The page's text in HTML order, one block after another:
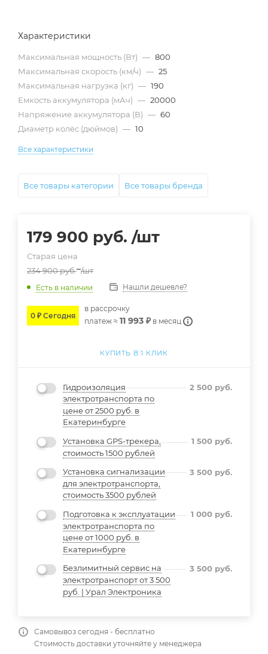
Характеристики
Максимальная мощность (Вт) — 800
Максимальная скорость (км/ч) — 25
Максимальная нагрузка (кг) — 190
Емкость аккумулятора (мАч) — 20000
Напряжение аккумулятора (В) — 60
Диаметр колёс (дюймов) — 10
Все характеристики
Все товары категории Все товары бренда
179 900 руб. /шт
Старая цена
234 900руб. /шт
Есть в наличии Нашли дешевле?
0 ₽ Сегодня
в расcрочку
платеж ≈ 11 993 ₽ в месяц
КУПИТЬ В 1 КЛИК
Гидроизоляция
электротранспорта по
цене от 2500 руб. в
Екатеринбурге
2 500 руб.
Установка GPS-трекера,
стоимость 1500 рублей
1 500 руб.
Установка сигнализации
для электротранспорта,
стоимость 3500 рублей
3 500 руб.
Подготовка к эксплуатации
электротранспорта по
цене от 1000 руб. в
Екатеринбурге
1 000 руб.
Безлимитный сервис на
электротранспорт от 3 500
руб. | Урал Электроника
3 500 руб.
Самовывоз сегодня - бесплатно
Стоимость доставки уточняйте у менеджера